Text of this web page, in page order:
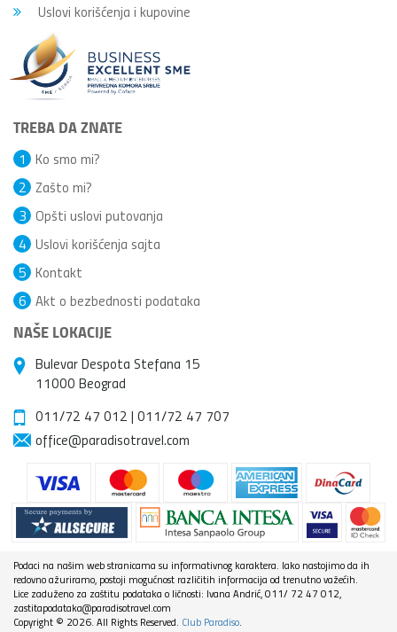
Uslovi korišćenja i kupovine
TREBA DA ZNATE
Ko smo mi?
1
Zašto mi?
2
Opšti uslovi putovanja
3
Uslovi korišćenja sajta
4
Kontakt
5
Akt o bezbednosti podataka
6
NAŠE LOKACIJE
Bulevar Despota Stefana 15
11000 Beograd
011/72 47 012 | 011/72 47 707
office@paradisotravel.com
Podaci na našim web stranicama su informativnog karaktera. Iako nastojimo da ih
redovno ažuriramo, postoji mogućnost različitih informacija od trenutno važećih.
Lice zaduženo za zaštitu podataka o ličnosti: Ivana Andrić, 011/ 72 47 012,
zastitapodataka@paradisotravel.com
Copyright © 2026. All Rights Reserved. Club Paradiso.